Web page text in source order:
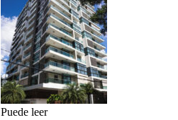
Puede leer